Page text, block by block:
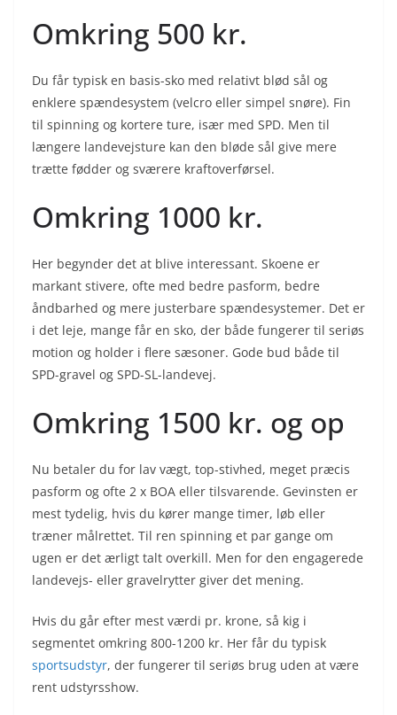
Omkring 500 kr.
Du får typisk en basis-sko med relativt blød sål og
enklere spændesystem (velcro eller simpel snøre). Fin
til spinning og kortere ture, især med SPD. Men til
længere landevejsture kan den bløde sål give mere
trætte fødder og sværere kraftoverførsel.
Omkring 1000 kr.
Her begynder det at blive interessant. Skoene er
markant stivere, ofte med bedre pasform, bedre
åndbarhed og mere justerbare spændesystemer. Det er
i det leje, mange får en sko, der både fungerer til seriøs
motion og holder i flere sæsoner. Gode bud både til
SPD-gravel og SPD-SL-landevej.
Omkring 1500 kr. og op
Nu betaler du for lav vægt, top-stivhed, meget præcis
pasform og ofte 2 x BOA eller tilsvarende. Gevinsten er
mest tydelig, hvis du kører mange timer, løb eller
træner målrettet. Til ren spinning et par gange om
ugen er det ærligt talt overkill. Men for den engagerede
landevejs- eller gravelrytter giver det mening.
Hvis du går efter mest værdi pr. krone, så kig i
segmentet omkring 800-1200 kr. Her får du typisk
sportsudstyr, der fungerer til seriøs brug uden at være
rent udstyrsshow.